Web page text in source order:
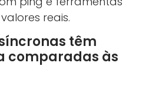
reais.
têm
comparadas às